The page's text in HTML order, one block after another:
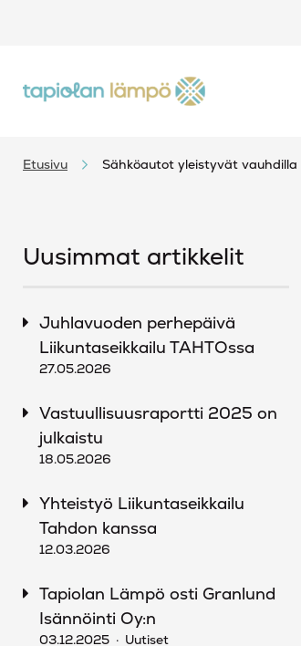
Etusivu Sähköautot yleistyvät vauhdilla
Uusimmat artikkelit
Juhlavuoden perhepäivä
Liikuntaseikkailu TAHTOssa
27.05.2026
Vastuullisuusraportti 2025 on
julkaistu
18.05.2026
Yhteistyö Liikuntaseikkailu
Tahdon kanssa
12.03.2026
Tapiolan Lämpö osti Granlund
Isännöinti Oy:n
03.12.2025 Uutiset